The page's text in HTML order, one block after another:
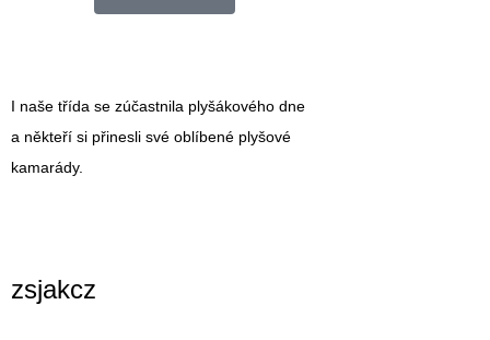
I naše třída se zúčastnila plyšákového dne
a někteří si přinesli své oblíbené plyšové
kamarády.
zsjakcz